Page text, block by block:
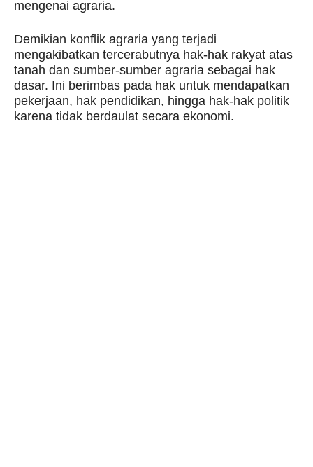
mengenai agraria.
Demikian konflik agraria yang terjadi
mengakibatkan tercerabutnya hak-hak rakyat atas
tanah dan sumber-sumber agraria sebagai hak
dasar. Ini berimbas pada hak untuk mendapatkan
pekerjaan, hak pendidikan, hingga hak-hak politik
karena tidak berdaulat secara ekonomi.